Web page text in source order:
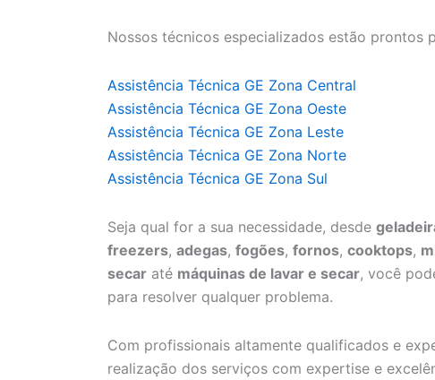
Nossos técnicos especializados estão prontos
Assistência Técnica GE Zona Central
Assistência Técnica GE Zona Oeste
Assistência Técnica GE Zona Leste
Assistência Técnica GE Zona Norte
Assistência Técnica GE Zona Sul
Seja qual for a sua necessidade, desde
freezers, adegas, fogões, fornos, cooktops,
secar até máquinas de lavar e secar, você
para resolver qualquer problema.
Com profissionais altamente qualificados e
realização dos serviços com expertise e